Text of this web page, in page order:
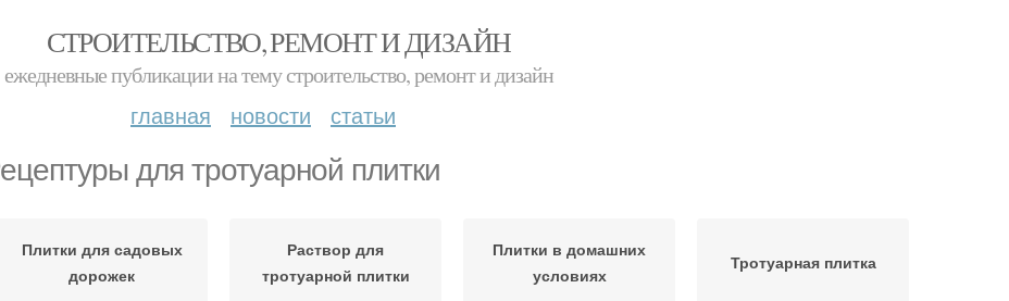
СТРОИТЕЛЬСТВО, РЕМОНТ И ДИЗАЙН
ежедневные публикации на тему строительство, ремонт и дизайн
главная новости статьи
для тротуарной плитки
Плитки для садовых
дорожек
Раствор для
тротуарной плитки
Плитки в домашних
условиях
Тротуарная плитка